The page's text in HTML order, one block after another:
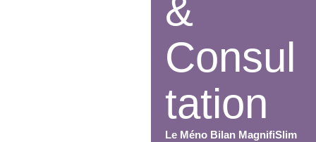
&
Consul
tation
Le Méno Bilan MagnifiSlim